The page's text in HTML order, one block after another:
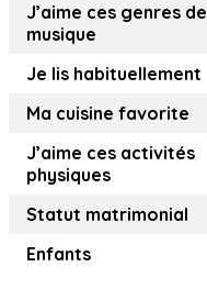
J’aime ces genres de
musique
Je lis habituellement
Ma cuisine favorite
J’aime ces activités
physiques
Statut matrimonial
Enfants